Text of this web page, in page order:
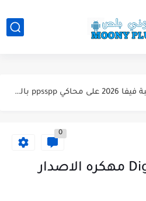
تحميل لعبة فيفا 2026 على محاكي ppsspp بالتعليق العربي للاندرويد...
تحميل لعبة بيس 12 مود بيس 2025 للاندرويد آخر الانتقالات...
0
تحميل لعبه Dig Out مهكره الاصدار